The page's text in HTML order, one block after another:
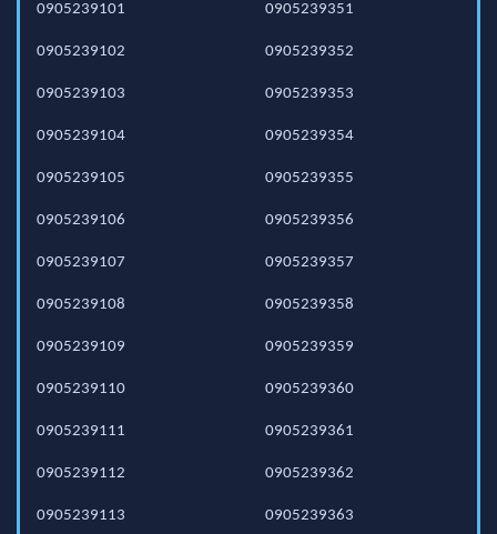
0905239101
0905239102
0905239103
0905239104
0905239105
0905239106
0905239107
0905239108
0905239109
0905239110
0905239111
0905239112
0905239113
0905239351
0905239352
0905239353
0905239354
0905239355
0905239356
0905239357
0905239358
0905239359
0905239360
0905239361
0905239362
0905239363